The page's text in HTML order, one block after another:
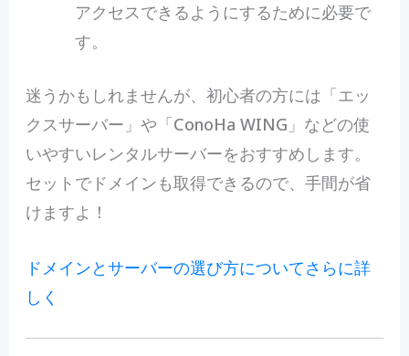
アクセスできるようにするために必要で
す。
迷うかもしれませんが、初心者の方には「エッ
クスサーバー」や「ConoHa WING」などの使
いやすいレンタルサーバーをおすすめします。
セットでドメインも取得できるので、手間が省
けますよ！
ドメインとサーバーの選び方についてさらに詳
しく